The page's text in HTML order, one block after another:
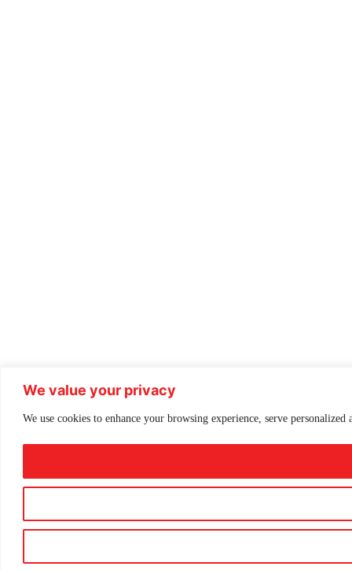
We value your privacy
We use cookies to enhance your browsing experience, serve